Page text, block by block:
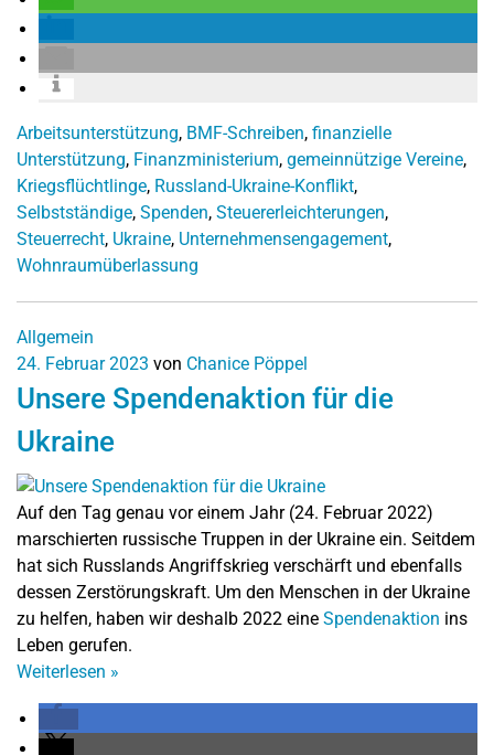
Arbeitsunterstützung, BMF-Schreiben, finanzielle
Unterstützung, Finanzministerium, gemeinnützige Vereine,
Kriegsflüchtlinge, Russland-Ukraine-Konflikt,
Selbstständige, Spenden, Steuererleichterungen,
Steuerrecht, Ukraine, Unternehmensengagement,
Wohnraumüberlassung
Allgemein
24. Februar 2023 von Chanice Pöppel
Unsere Spendenaktion für die
Ukraine
Auf den Tag genau vor einem Jahr (24. Februar 2022)
marschierten russische Truppen in der Ukraine ein. Seitdem
hat sich Russlands Angriffskrieg verschärft und ebenfalls
dessen Zerstörungskraft. Um den Menschen in der Ukraine
zu helfen, haben wir deshalb 2022 eine Spendenaktion ins
Leben gerufen.
Weiterlesen »